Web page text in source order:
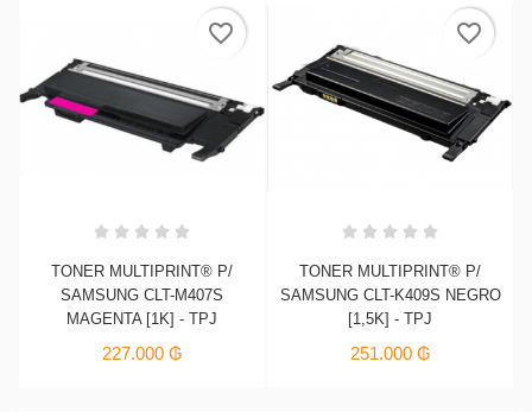
TONER MULTIPRINT® P/
SAMSUNG CLT-M407S
MAGENTA [1K] - TPJ
227.000 ₲
favorite_border
TONER MULTIPRINT® P/
SAMSUNG CLT-K409S NEGRO
[1,5K] - TPJ
251.000 ₲
favorite_border